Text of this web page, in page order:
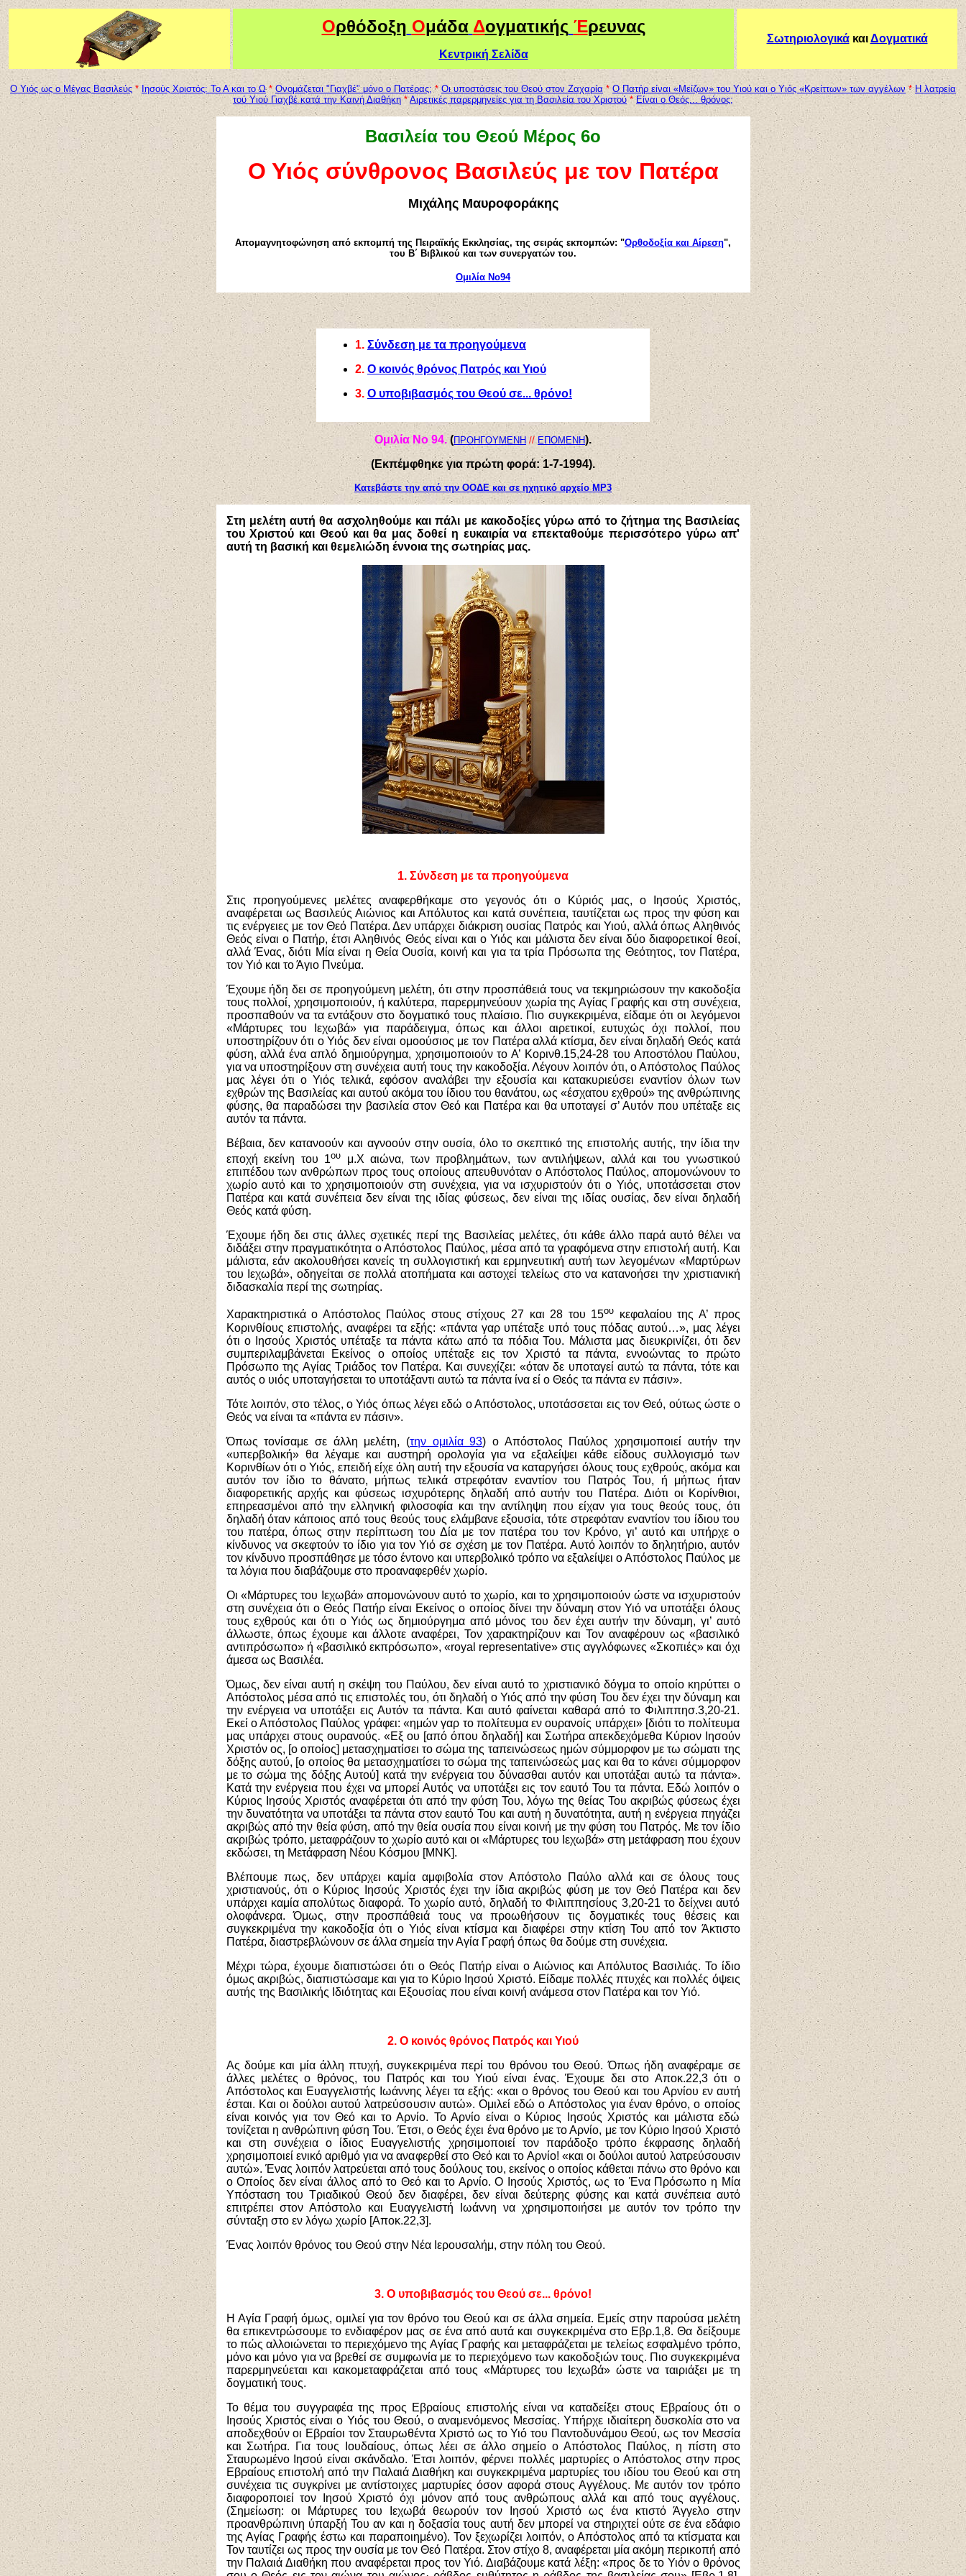
Ορθόδοξη Ομάδα Δογματικής Έρευνας
Κεντρική Σελίδα
ΣωτηριολογικάκαιΔογματικά
Ο Υιός ως ο Μέγας Βασιλεύς * Ιησούς Χριστός: Το Α και το Ω * Ονομάζεται "Γιαχβέ" μόνο ο Πατέρας; * Οι υποστάσεις του Θεού στον Ζαχαρία * Ο Πατήρ είναι «Μείζων» του Υιού και ο Υιός «Κρείττων» των αγγέλων * Η λατρεία
τού Υιού Γιαχβέ κατά την Καινή Διαθήκη * Αιρετικές παρερμηνείες για τη Βασιλεία του Χριστού * Είναι ο Θεός... θρόνος;
Βασιλεία του Θεού Μέρος 6ο
Ο Υιός σύνθρονος Βασιλεύς με τον Πατέρα
Μιχάλης Μαυροφοράκης
Απομαγνητοφώνηση από εκπομπή της Πειραϊκής Εκκλησίας, της σειράς εκπομπών: "Ορθοδοξία και Αίρεση",
του Β΄ Βιβλικού και των συνεργατών του.
Ομιλία Νο94
1. Σύνδεση με τα προηγούμενα
2. Ο κοινός θρόνος Πατρός και Υιού
3. Ο υποβιβασμός του Θεού σε... θρόνο!
Ομιλία Νο 94.(ΠΡΟΗΓΟΥΜΕΝΗ // ΕΠΟΜΕΝΗ).
(Εκπέμφθηκε για πρώτη φορά: 1-7-1994).
Κατεβάστε την από την ΟΟΔΕ και σε ηχητικό αρχείοMP3
Στη μελέτη αυτή θα ασχοληθούμε και πάλι με κακοδοξίες γύρω από το ζήτημα της Βασιλείας
του Χριστού και Θεού και θα μας δοθεί η ευκαιρία να επεκταθούμε περισσότερο γύρω απ'
αυτή τη βασική και θεμελιώδη έννοια της σωτηρίας μας.
1. Σύνδεση με τα προηγούμενα
Στις προηγούμενες μελέτες αναφερθήκαμε στο γεγονός ότι ο Κύριός μας, ο Ιησούς Χριστός,
αναφέρεται ως Βασιλεύς Αιώνιος και Απόλυτος και κατά συνέπεια, ταυτίζεται ως προς την φύση και
τις ενέργειες με τον Θεό Πατέρα. Δεν υπάρχει διάκριση ουσίας Πατρός και Υιού, αλλά όπως Αληθινός
Θεός είναι ο Πατήρ, έτσι Αληθινός Θεός είναι και ο Υιός και μάλιστα δεν είναι δύο διαφορετικοί θεοί,
αλλά Ένας, διότι Μία είναι η Θεία Ουσία, κοινή και για τα τρία Πρόσωπα της Θεότητος, τον Πατέρα,
τον Υιό και το Άγιο Πνεύμα.
Έχουμε ήδη δει σε προηγούμενη μελέτη, ότι στην προσπάθειά τους να τεκμηριώσουν την κακοδοξία
τους πολλοί, χρησιμοποιούν, ή καλύτερα, παρερμηνεύουν χωρία της Αγίας Γραφής και στη συνέχεια,
προσπαθούν να τα εντάξουν στο δογματικό τους πλαίσιο. Πιο συγκεκριμένα, είδαμε ότι οι λεγόμενοι
«Μάρτυρες του Ιεχωβά» για παράδειγμα, όπως και άλλοι αιρετικοί, ευτυχώς όχι πολλοί, που
υποστηρίζουν ότι ο Υιός δεν είναι ομοούσιος με τον Πατέρα αλλά κτίσμα, δεν είναι δηλαδή Θεός κατά
φύση, αλλά ένα απλό δημιούργημα, χρησιμοποιούν το Α’ Κορινθ.15,24-28 του Αποστόλου Παύλου,
για να υποστηρίξουν στη συνέχεια αυτή τους την κακοδοξία. Λέγουν λοιπόν ότι, ο Απόστολος Παύλος
μας λέγει ότι ο Υιός τελικά, εφόσον αναλάβει την εξουσία και κατακυριεύσει εναντίον όλων των
εχθρών της Βασιλείας και αυτού ακόμα του ίδιου του θανάτου, ως «έσχατου εχθρού» της ανθρώπινης
φύσης, θα παραδώσει την βασιλεία στον Θεό και Πατέρα και θα υποταγεί σ’ Αυτόν που υπέταξε εις
αυτόν τα πάντα.
Βέβαια, δεν κατανοούν και αγνοούν στην ουσία, όλο το σκεπτικό της επιστολής αυτής, την ίδια την
εποχή εκείνη του 1ου μ.Χ αιώνα, των προβλημάτων, των αντιλήψεων, αλλά και του γνωστικού
επιπέδου των ανθρώπων προς τους οποίους απευθυνόταν ο Απόστολος Παύλος, απομονώνουν το
χωρίο αυτό και το χρησιμοποιούν στη συνέχεια, για να ισχυριστούν ότι ο Υιός, υποτάσσεται στον
Πατέρα και κατά συνέπεια δεν είναι της ιδίας φύσεως, δεν είναι της ιδίας ουσίας, δεν είναι δηλαδή
Θεός κατά φύση.
Έχουμε ήδη δει στις άλλες σχετικές περί της Βασιλείας μελέτες, ότι κάθε άλλο παρά αυτό θέλει να
διδάξει στην πραγματικότητα ο Απόστολος Παύλος, μέσα από τα γραφόμενα στην επιστολή αυτή. Και
μάλιστα, εάν ακολουθήσει κανείς τη συλλογιστική και ερμηνευτική αυτή των λεγομένων «Μαρτύρων
του Ιεχωβά», οδηγείται σε πολλά ατοπήματα και αστοχεί τελείως στο να κατανοήσει την χριστιανική
διδασκαλία περί της σωτηρίας.
Χαρακτηριστικά ο Απόστολος Παύλος στους στίχους 27 και 28 του 15ου κεφαλαίου της Α’ προς
Κορινθίους επιστολής, αναφέρει τα εξής: «πάντα γαρ υπέταξε υπό τους πόδας αυτού…», μας λέγει
ότι ο Ιησούς Χριστός υπέταξε τα πάντα κάτω από τα πόδια Του. Μάλιστα μας διευκρινίζει, ότι δεν
συμπεριλαμβάνεται Εκείνος ο οποίος υπέταξε εις τον Χριστό τα πάντα, εννοώντας το πρώτο
Πρόσωπο της Αγίας Τριάδος τον Πατέρα. Και συνεχίζει: «όταν δε υποταγεί αυτώ τα πάντα, τότε και
αυτός ο υιός υποταγήσεται το υποτάξαντι αυτώ τα πάντα ίνα εί ο Θεός τα πάντα εν πάσιν».
Τότε λοιπόν, στο τέλος, ο Υιός όπως λέγει εδώ ο Απόστολος, υποτάσσεται εις τον Θεό, ούτως ώστε ο
Θεός να είναι τα «πάντα εν πάσιν».
Όπως τονίσαμε σε άλλη μελέτη, (την ομιλία 93) ο Απόστολος Παύλος χρησιμοποιεί αυτήν την
«υπερβολική» θα λέγαμε και αυστηρή ορολογία για να εξαλείψει κάθε είδους συλλογισμό των
Κορινθίων ότι ο Υιός, επειδή είχε όλη αυτή την εξουσία να καταργήσει όλους τους εχθρούς, ακόμα και
αυτόν τον ίδιο το θάνατο, μήπως τελικά στρεφόταν εναντίον του Πατρός Του, ή μήπως ήταν
διαφορετικής αρχής και φύσεως ισχυρότερης δηλαδή από αυτήν του Πατέρα. Διότι οι Κορίνθιοι,
επηρεασμένοι από την ελληνική φιλοσοφία και την αντίληψη που είχαν για τους θεούς τους, ότι
δηλαδή όταν κάποιος από τους θεούς τους ελάμβανε εξουσία, τότε στρεφόταν εναντίον του ίδιου του
του πατέρα, όπως στην περίπτωση του Δία με τον πατέρα του τον Κρόνο, γι’ αυτό και υπήρχε ο
κίνδυνος να σκεφτούν το ίδιο για τον Υιό σε σχέση με τον Πατέρα. Αυτό λοιπόν το δηλητήριο, αυτόν
τον κίνδυνο προσπάθησε με τόσο έντονο και υπερβολικό τρόπο να εξαλείψει ο Απόστολος Παύλος με
τα λόγια που διαβάζουμε στο προαναφερθέν χωρίο.
Οι «Μάρτυρες του Ιεχωβά» απομονώνουν αυτό το χωρίο, και το χρησιμοποιούν ώστε να ισχυριστούν
στη συνέχεια ότι ο Θεός Πατήρ είναι Εκείνος ο οποίος δίνει την δύναμη στον Υιό να υποτάξει όλους
τους εχθρούς και ότι ο Υιός ως δημιούργημα από μόνος του δεν έχει αυτήν την δύναμη, γι’ αυτό
άλλωστε, όπως έχουμε και άλλοτε αναφέρει, Τον χαρακτηρίζουν και Τον αναφέρουν ως «βασιλικό
αντιπρόσωπο» ή «βασιλικό εκπρόσωπο», «royal representative» στις αγγλόφωνες «Σκοπιές» και όχι
άμεσα ως Βασιλέα.
Όμως, δεν είναι αυτή η σκέψη του Παύλου, δεν είναι αυτό το χριστιανικό δόγμα το οποίο κηρύττει ο
Απόστολος μέσα από τις επιστολές του, ότι δηλαδή ο Υιός από την φύση Του δεν έχει την δύναμη και
την ενέργεια να υποτάξει εις Αυτόν τα πάντα. Και αυτό φαίνεται καθαρά από το Φιλιππησ.3,20-21.
Εκεί ο Απόστολος Παύλος γράφει: «ημών γαρ το πολίτευμα εν ουρανοίς υπάρχει» [διότι το πολίτευμα
μας υπάρχει στους ουρανούς. «Εξ ου [από όπου δηλαδή] και Σωτήρα απεκδεχόμεθα Κύριον Ιησούν
Χριστόν ος, [ο οποίος] μετασχηματίσει το σώμα της ταπεινώσεως ημών σύμμορφον με τω σώματι της
δόξης αυτού, [ο οποίος θα μετασχηματίσει το σώμα της ταπεινώσεώς μας και θα το κάνει σύμμορφον
με το σώμα της δόξης Αυτού] κατά την ενέργεια του δύνασθαι αυτόν και υποτάξαι αυτώ τα πάντα».
Κατά την ενέργεια που έχει να μπορεί Αυτός να υποτάξει εις τον εαυτό Του τα πάντα. Εδώ λοιπόν ο
Κύριος Ιησούς Χριστός αναφέρεται ότι από την φύση Του, λόγω της θείας Του ακριβώς φύσεως έχει
την δυνατότητα να υποτάξει τα πάντα στον εαυτό Του και αυτή η δυνατότητα, αυτή η ενέργεια πηγάζει
ακριβώς από την θεία φύση, από την θεία ουσία που είναι κοινή με την φύση του Πατρός. Με τον ίδιο
ακριβώς τρόπο, μεταφράζουν το χωρίο αυτό και οι «Μάρτυρες του Ιεχωβά» στη μετάφραση που έχουν
εκδώσει, τη Μετάφραση Νέου Κόσμου [ΜΝΚ].
Βλέπουμε πως, δεν υπάρχει καμία αμφιβολία στον Απόστολο Παύλο αλλά και σε όλους τους
χριστιανούς, ότι ο Κύριος Ιησούς Χριστός έχει την ίδια ακριβώς φύση με τον Θεό Πατέρα και δεν
υπάρχει καμία απολύτως διαφορά. Το χωρίο αυτό, δηλαδή το Φιλιππησίους 3,20-21 το δείχνει αυτό
ολοφάνερα. Όμως, στην προσπάθειά τους να προωθήσουν τις δογματικές τους θέσεις και
συγκεκριμένα την κακοδοξία ότι ο Υιός είναι κτίσμα και διαφέρει στην κτίση Του από τον Άκτιστο
Πατέρα, διαστρεβλώνουν σε άλλα σημεία την Αγία Γραφή όπως θα δούμε στη συνέχεια.
Μέχρι τώρα, έχουμε διαπιστώσει ότι ο Θεός Πατήρ είναι ο Αιώνιος και Απόλυτος Βασιλιάς. Το ίδιο
όμως ακριβώς, διαπιστώσαμε και για το Κύριο Ιησού Χριστό. Είδαμε πολλές πτυχές και πολλές όψεις
αυτής της Βασιλικής Ιδιότητας και Εξουσίας που είναι κοινή ανάμεσα στον Πατέρα και τον Υιό.
2. Ο κοινός θρόνος Πατρός και Υιού
Ας δούμε και μία άλλη πτυχή, συγκεκριμένα περί του θρόνου του Θεού. Όπως ήδη αναφέραμε σε
άλλες μελέτες ο θρόνος, του Πατρός και του Υιού είναι ένας. Έχουμε δει στο Αποκ.22,3 ότι ο
Απόστολος και Ευαγγελιστής Ιωάννης λέγει τα εξής: «και ο θρόνος του Θεού και του Αρνίου εν αυτή
έσται. Και οι δούλοι αυτού λατρεύσουσιν αυτώ». Ομιλεί εδώ ο Απόστολος για έναν θρόνο, ο οποίος
είναι κοινός για τον Θεό και το Αρνίο. Το Αρνίο είναι ο Κύριος Ιησούς Χριστός και μάλιστα εδώ
τονίζεται η ανθρώπινη φύση Του. Έτσι, ο Θεός έχει ένα θρόνο με το Αρνίο, με τον Κύριο Ιησού Χριστό
και στη συνέχεια ο ίδιος Ευαγγελιστής χρησιμοποιεί τον παράδοξο τρόπο έκφρασης δηλαδή
χρησιμοποιεί ενικό αριθμό για να αναφερθεί στο Θεό και το Αρνίο! «και οι δούλοι αυτού λατρεύσουσιν
αυτώ». Ένας λοιπόν λατρεύεται από τους δούλους του, εκείνος ο οποίος κάθεται πάνω στο θρόνο και
ο Οποίος δεν είναι άλλος από το Θεό και το Αρνίο. Ο Ιησούς Χριστός, ως το Ένα Πρόσωπο η Μία
Υπόσταση του Τριαδικού Θεού δεν διαφέρει, δεν είναι δεύτερης φύσης και κατά συνέπεια αυτό
επιτρέπει στον Απόστολο και Ευαγγελιστή Ιωάννη να χρησιμοποιήσει με αυτόν τον τρόπο την
σύνταξη στο εν λόγω χωρίο [Αποκ.22,3].
Ένας λοιπόν θρόνος του Θεού στην Νέα Ιερουσαλήμ, στην πόλη του Θεού.
3. Ο υποβιβασμός του Θεού σε... θρόνο!
Η Αγία Γραφή όμως, ομιλεί για τον θρόνο του Θεού και σε άλλα σημεία. Εμείς στην παρούσα μελέτη
θα επικεντρώσουμε το ενδιαφέρον μας σε ένα από αυτά και συγκεκριμένα στο Εβρ.1,8. Θα δείξουμε
το πώς αλλοιώνεται το περιεχόμενο της Αγίας Γραφής και μεταφράζεται με τελείως εσφαλμένο τρόπο,
μόνο και μόνο για να βρεθεί σε συμφωνία με το περιεχόμενο των κακοδοξιών τους. Πιο συγκεκριμένα
παρερμηνεύεται και κακομεταφράζεται από τους «Μάρτυρες του Ιεχωβά» ώστε να ταιριάξει με τη
δογματική τους.
Το θέμα του συγγραφέα της προς Εβραίους επιστολής είναι να καταδείξει στους Εβραίους ότι ο
Ιησούς Χριστός είναι ο Υιός του Θεού, ο αναμενόμενος Μεσσίας. Υπήρχε ιδιαίτερη δυσκολία στο να
αποδεχθούν οι Εβραίοι τον Σταυρωθέντα Χριστό ως το Υιό του Παντοδυνάμου Θεού, ως τον Μεσσία
και Σωτήρα. Για τους Ιουδαίους, όπως λέει σε άλλο σημείο ο Απόστολος Παύλος, η πίστη στο
Σταυρωμένο Ιησού είναι σκάνδαλο. Έτσι λοιπόν, φέρνει πολλές μαρτυρίες ο Απόστολος στην προς
Εβραίους επιστολή από την Παλαιά Διαθήκη και συγκεκριμένα μαρτυρίες του ιδίου του Θεού και στη
συνέχεια τις συγκρίνει με αντίστοιχες μαρτυρίες όσον αφορά στους Αγγέλους. Με αυτόν τον τρόπο
διαφοροποιεί τον Ιησού Χριστό όχι μόνον από τους ανθρώπους αλλά και από τους αγγέλους.
(Σημείωση: οι Μάρτυρες του Ιεχωβά θεωρούν τον Ιησού Χριστό ως ένα κτιστό Άγγελο στην
προανθρώπινη ύπαρξή Του αν και η δοξασία τους αυτή δεν μπορεί να στηριχτεί ούτε σε ένα εδάφιο
της Αγίας Γραφής έστω και παραποιημένο). Τον ξεχωρίζει λοιπόν, ο Απόστολος από τα κτίσματα και
Τον ταυτίζει ως προς την ουσία με τον Θεό Πατέρα. Στον στίχο 8, αναφέρεται μία ακόμη περικοπή από
την Παλαιά Διαθήκη που αναφέρεται προς τον Υιό. Διαβάζουμε κατά λέξη: «προς δε το Υιόν ο θρόνος